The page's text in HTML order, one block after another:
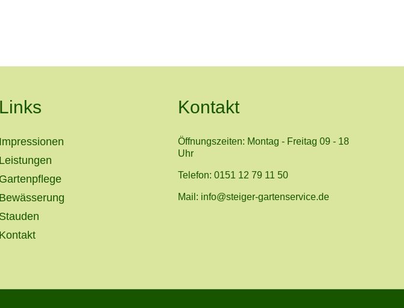
Links
Impressionen
Leistungen
Gartenpflege
Bewässerung
Stauden
Kontakt
Kontakt
Öffnungszeiten: Montag - Freitag 09 - 18
Uhr
Telefon: 0151 12 79 11 50
Mail: info@steiger-gartenservice.de